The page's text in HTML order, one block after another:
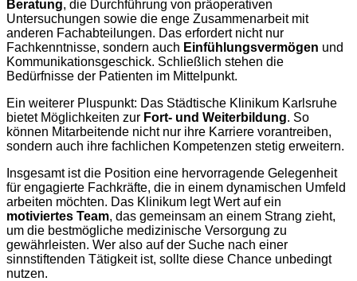
Beratung, die Durchführung von präoperativen
Untersuchungen sowie die enge Zusammenarbeit mit
anderen Fachabteilungen. Das erfordert nicht nur
Fachkenntnisse, sondern auch Einfühlungsvermögen und
Kommunikationsgeschick. Schließlich stehen die
Bedürfnisse der Patienten im Mittelpunkt.
Ein weiterer Pluspunkt: Das Städtische Klinikum Karlsruhe
bietet Möglichkeiten zur Fort- und Weiterbildung. So
können Mitarbeitende nicht nur ihre Karriere vorantreiben,
sondern auch ihre fachlichen Kompetenzen stetig erweitern.
Insgesamt ist die Position eine hervorragende Gelegenheit
für engagierte Fachkräfte, die in einem dynamischen Umfeld
arbeiten möchten. Das Klinikum legt Wert auf ein
motiviertes Team, das gemeinsam an einem Strang zieht,
um die bestmögliche medizinische Versorgung zu
gewährleisten. Wer also auf der Suche nach einer
sinnstiftenden Tätigkeit ist, sollte diese Chance unbedingt
nutzen.